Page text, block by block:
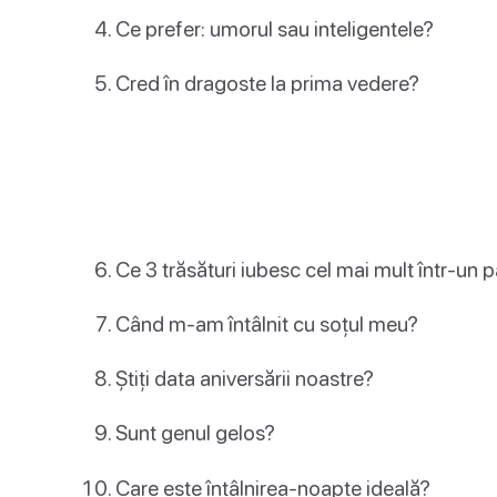
Ce prefer: umorul sau inteligentele?
Cred în dragoste la prima vedere?
Ce 3 trăsături iubesc cel mai mult într-un
Când m-am întâlnit cu soțul meu?
Știți data aniversării noastre?
Sunt genul gelos?
Care este întâlnirea-noapte ideală?